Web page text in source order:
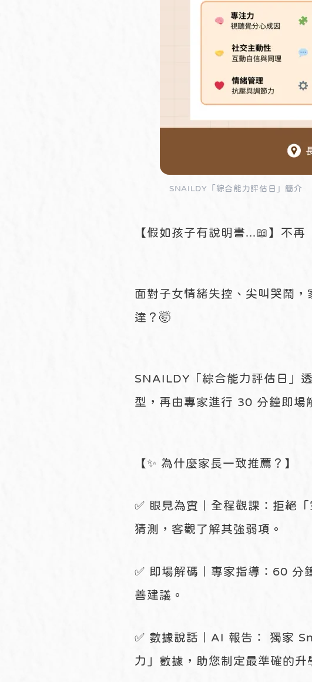
SNAILDY「綜合能力評估日」簡介
【假如孩子有說明書...📖】不
面對子女情緒失控、尖叫哭鬧
達？🤯
SNAILDY「綜合能力評估日」
型，再由專家進行 30 分鐘即場
【✨ 為什麼家長一致推薦？】
✅ 眼見為實｜全程觀課：拒絕
猜測，客觀了解其強弱項。
✅ 即場解碼｜專家指導：60 分
善建議。
✅ 數據說話｜AI 報告： 獨家
力」數據，助您制定最準確的升